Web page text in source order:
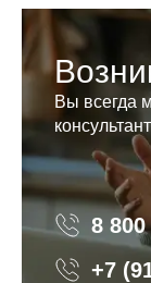
Вы всегда
8 800
+7